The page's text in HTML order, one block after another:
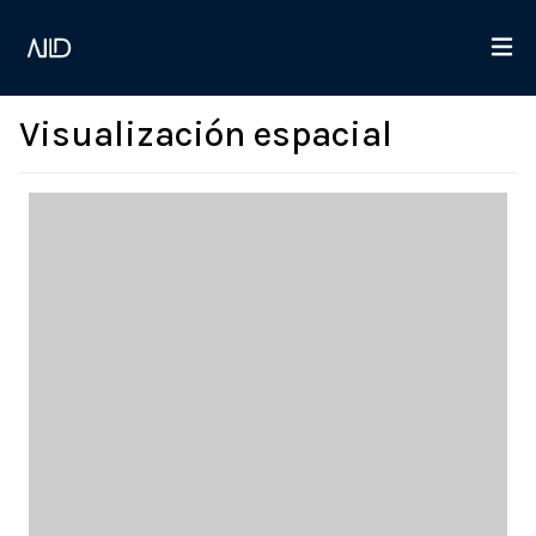
Visualización espacial